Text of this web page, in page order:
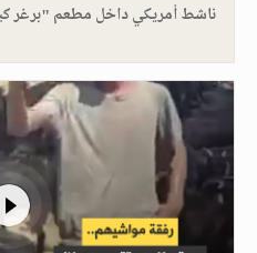
ناشط أمريكي داخل مطعم "برغر